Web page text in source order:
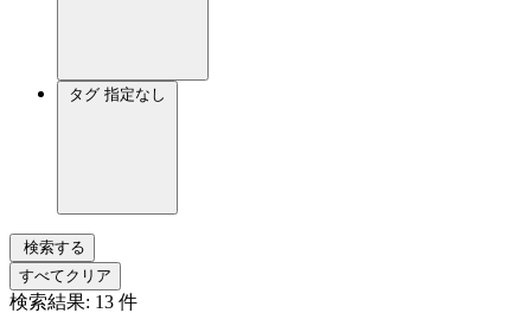
タグ 指定なし
検索する
すべてクリア
検索結果: 13 件